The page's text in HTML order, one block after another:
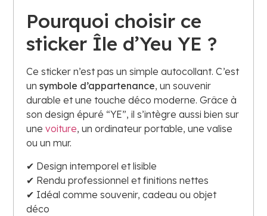
Pourquoi choisir ce
sticker Île d’Yeu YE ?
Ce sticker n’est pas un simple autocollant. C’est
un symbole d’appartenance, un souvenir
durable et une touche déco moderne. Grâce à
son design épuré “YE”, il s’intègre aussi bien sur
une voiture, un ordinateur portable, une valise
ou un mur.
✔ Design intemporel et lisible
✔ Rendu professionnel et finitions nettes
✔ Idéal comme souvenir, cadeau ou objet
déco